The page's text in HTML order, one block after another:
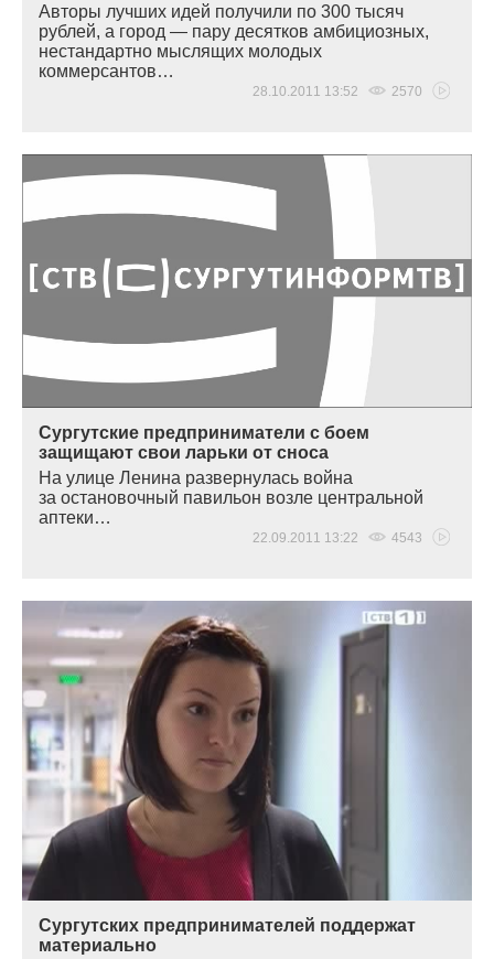
Авторы лучших идей получили по 300 тысяч
рублей, а город — пару десятков амбициозных,
нестандартно мыслящих молодых
коммерсантов…
28.10.2011 13:52 2570
Сургутские предприниматели с боем
защищают свои ларьки от сноса
На улице Ленина развернулась война
за остановочный павильон возле центральной
аптеки…
22.09.2011 13:22 4543
Сургутских предпринимателей поддержат
материально